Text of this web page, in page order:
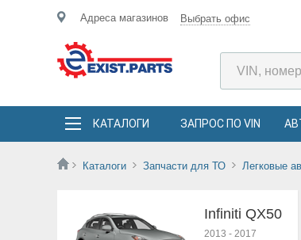
Адреса магазинов Выбрать офис
КАТАЛОГИ ЗАПРОС ПО VIN
Каталоги Запчасти для ТО Легковые
Infiniti QX50
2013 - 2017